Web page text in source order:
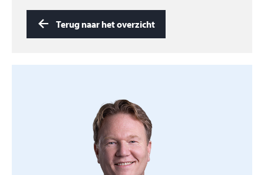
Terug naar het overzicht